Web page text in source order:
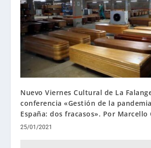
Nuevo Viernes Cultural de La
conferencia «Gestión de la
España: dos fracasos». Por Marcello
25/01/2021